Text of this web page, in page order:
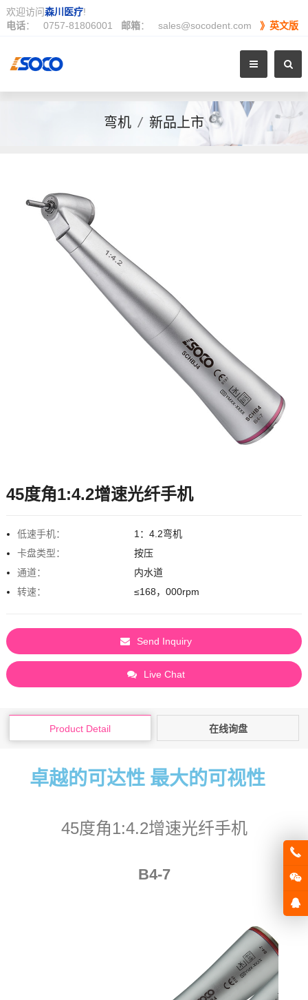
欢迎访问森川医疗!
电话： 0757-81806001 邮箱： sales@socodent.com 》英文版
弯机 / 新品上市
45度角1:4.2增速光纤手机
低速手机：
1：4.2弯机
卡盘类型：
按压
通道：
内水道
转速：
≤168，000rpm
Send Inquiry
Live Chat
Product Detail 在线询盘
卓越的可达性 最大的可视性
45度角1:4.2增速光纤手机
B4-7